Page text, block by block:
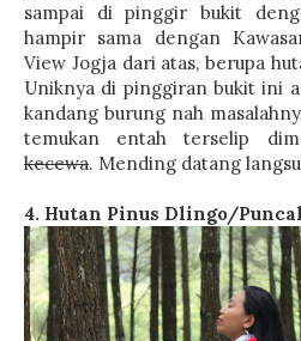
sampai di pinggir bukit
hampir sama dengan
View Jogja dari atas, berupa
Uniknya di pinggiran bukit ini
kandang burung nah
temukan entah terselip
kecewa. Mending datang
4. Hutan Pinus Dlingo/